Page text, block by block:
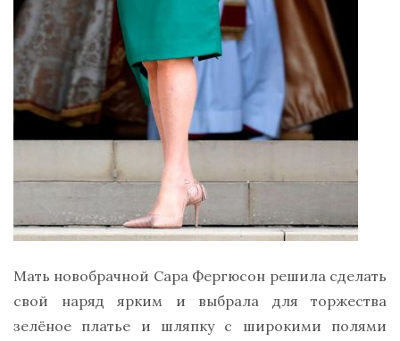
Мать новобрачной Сара Фергюсон решила сделать
свой наряд ярким и выбрала для торжества
зелёное платье и шляпку с широкими полями